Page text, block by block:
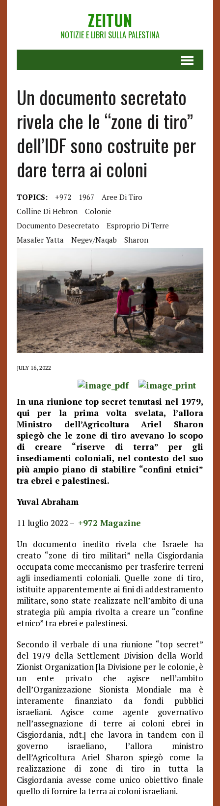
ZEITUN
NOTIZIE E LIBRI SULLA PALESTINA
Un documento secretato
rivela che le “zone di tiro”
dell’IDF sono costruite per
dare terra ai coloni
TOPICS: +972 1967
Aree Di Tiro
Colline Di Hebron
Colonie
Documento Desecretato
Esproprio Di Terre
Masafer Yatta
Negev/Naqab Sharon
JULY 16, 2022
In una riunione top secret tenutasi nel 1979,
qui per la prima volta svelata, l’allora
Ministro dell’Agricoltura Ariel Sharon
spiegò che le zone di tiro avevano lo scopo
di creare “riserve di terra” per gli
insediamenti coloniali, nel contesto del suo
più ampio piano di stabilire “confini etnici”
tra ebrei e palestinesi.
Yuval Abraham
11 luglio 2022 – +972 Magazine
Un documento inedito rivela che Israele ha
creato “zone di tiro militari” nella Cisgiordania
occupata come meccanismo per trasferire terreni
agli insediamenti coloniali. Quelle zone di tiro,
istituite apparentemente ai fini di addestramento
militare, sono state realizzate nell’ambito di una
strategia più ampia rivolta a creare un “confine
etnico” tra ebrei e palestinesi.
Secondo il verbale di una riunione “top secret”
del 1979 della Settlement Division della World
Zionist Organization [la Divisione per le colonie, è
un ente privato che agisce nell’ambito
dell’Organizzazione Sionista Mondiale ma è
interamente finanziato da fondi pubblici
israeliani. Agisce come agente governativo
nell’assegnazione di terre ai coloni ebrei in
Cisgiordania, ndt.] che lavora in tandem con il
governo israeliano, l’allora ministro
dell’Agricoltura Ariel Sharon spiegò come la
realizzazione di zone di tiro in tutta la
Cisgiordania avesse come unico obiettivo finale
quello di fornire la terra ai coloni israeliani.